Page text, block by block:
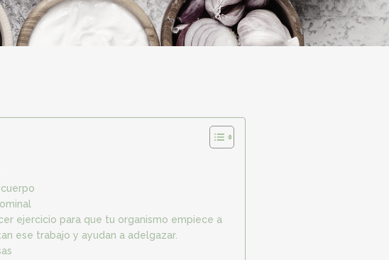
cuerpo
ejercicio para que tu organismo empiece a
ese trabajo y ayudan a adelgazar.